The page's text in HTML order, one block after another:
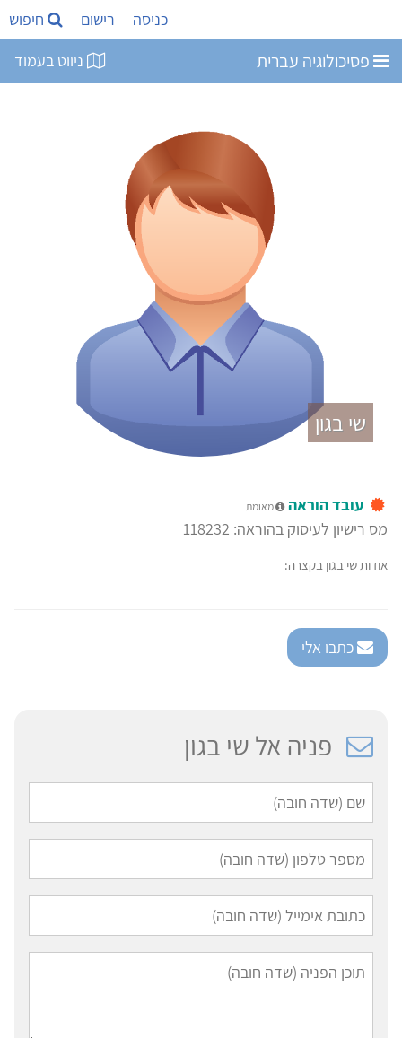
כניסה רישום חיפוש
פסיכולוגיה עברית ניווט בעמוד
שי בגון
עובד הוראה מאומת
מס רישיון לעיסוק בהוראה: 118232
אודות שי בגון בקצרה:
כתבו אלי
פניה אל שי בגון